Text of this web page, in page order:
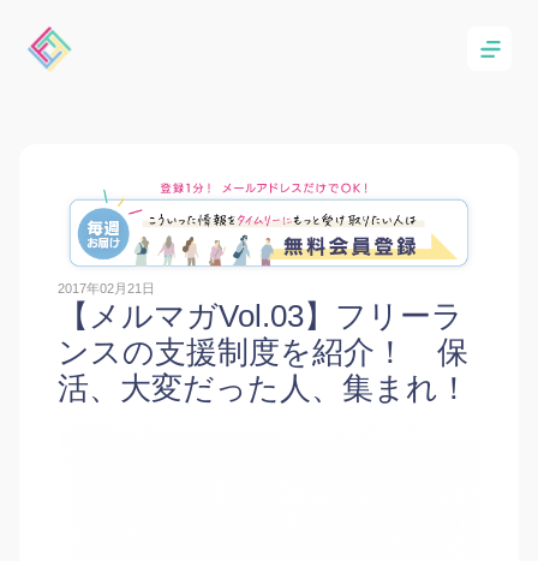
2017年02月21日
【メルマガVol.03】フリーラ
ンスの支援制度を紹介！ 保
活、大変だった人、集まれ！